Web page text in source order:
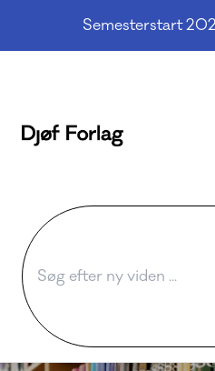
Semesterstart